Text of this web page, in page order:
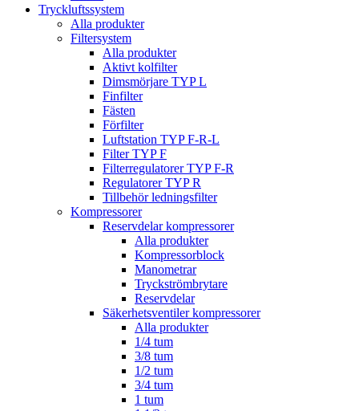
Tryckluftssystem
Alla produkter
Filtersystem
Alla produkter
Aktivt kolfilter
Dimsmörjare TYP L
Finfilter
Fästen
Förfilter
Luftstation TYP F-R-L
Filter TYP F
Filterregulatorer TYP F-R
Regulatorer TYP R
Tillbehör ledningsfilter
Kompressorer
Reservdelar kompressorer
Alla produkter
Kompressorblock
Manometrar
Tryckströmbrytare
Reservdelar
Säkerhetsventiler kompressorer
Alla produkter
1/4 tum
3/8 tum
1/2 tum
3/4 tum
1 tum